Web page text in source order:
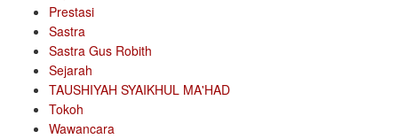
Prestasi
Sastra
Sastra Gus Robith
Sejarah
TAUSHIYAH SYAIKHUL MA'HAD
Tokoh
Wawancara